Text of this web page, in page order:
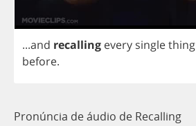
...and recalling every singlething
before.
Pronúncia de áudio de Recalling